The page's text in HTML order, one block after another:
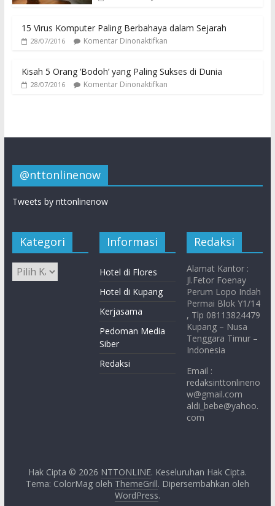
15 Virus Komputer Paling Berbahaya dalam Sejarah
28/07/2016 Komentar Dinonaktifkan
Kisah 5 Orang ‘Bodoh’ yang Paling Sukses di Dunia
28/07/2016 Komentar Dinonaktifkan
@nttonlinenow
Tweets by nttonlinenow
Kategori Informasi
Hotel di Flores
Hotel di Kupang
Kerjasama
Pedoman Media
Siber
Redaksi
Redaksi
Alamat Kantor :
Jl.Fetor Foenay
Perum Lopo Indah
Permai Blok Y1/14
, Tlp 08113824479
Kupang – Nusa
Tenggara Timur –
Indonesia
Email :
redaksinttonlineno
w@gmail.com
aldi_bebe@yahoo.
com
Hak Cipta © 2026 NTTONLINE. Keseluruhan Hak Cipta.
Tema: ColorMag oleh ThemeGrill. Dipersembahkan oleh
WordPress.